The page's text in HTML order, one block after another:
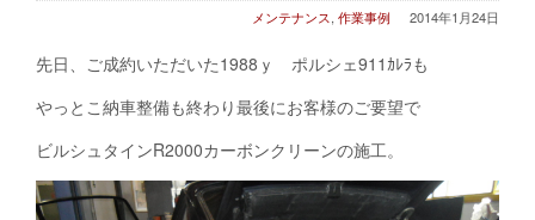
2014年1月24日
メンテナンス,作業事例
先日、ご成約いただいた1988ｙ ポルシェ911ｶﾚﾗも
やっとこ納車整備も終わり最後にお客様のご要望で
ビルシュタインR2000カーボンクリーンの施工。